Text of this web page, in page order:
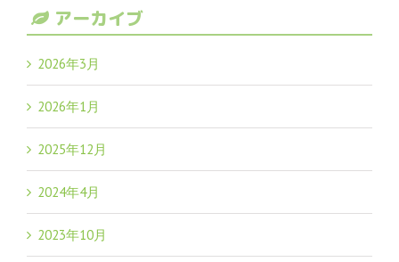
アーカイブ
2026年3月
2026年1月
2025年12月
2024年4月
2023年10月